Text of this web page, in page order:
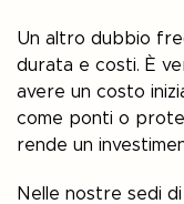
Un altro dubbio
durata e costi. È
avere un costo
come ponti o
rende un
Nelle nostre sedi di